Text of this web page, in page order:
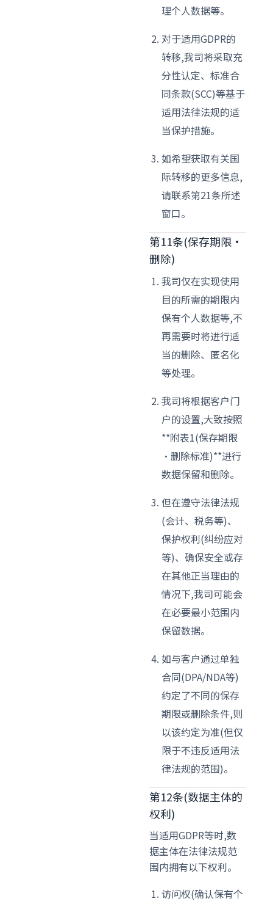
理个人数据等。
对于适用GDPR的
转移,我司将采取充
分性认定、标准合
同条款(SCC)等基于
适用法律法规的适
当保护措施。
如希望获取有关国
际转移的更多信息,
请联系第21条所述
窗口。
第11条(保存期限·
删除)
我司仅在实现使用
目的所需的期限内
保有个人数据等,不
再需要时将进行适
当的删除、匿名化
等处理。
我司将根据客户门
户的设置,大致按照
**附表1(保存期限
·删除标准)**进行
数据保留和删除。
但在遵守法律法规
(会计、税务等)、
保护权利(纠纷应对
等)、确保安全或存
在其他正当理由的
情况下,我司可能会
在必要最小范围内
保留数据。
如与客户通过单独
合同(DPA/NDA等)
约定了不同的保存
期限或删除条件,则
以该约定为准(但仅
限于不违反适用法
律法规的范围)。
第12条(数据主体的
权利)
当适用GDPR等时,数
据主体在法律法规范
围内拥有以下权利。
访问权(确认保有个